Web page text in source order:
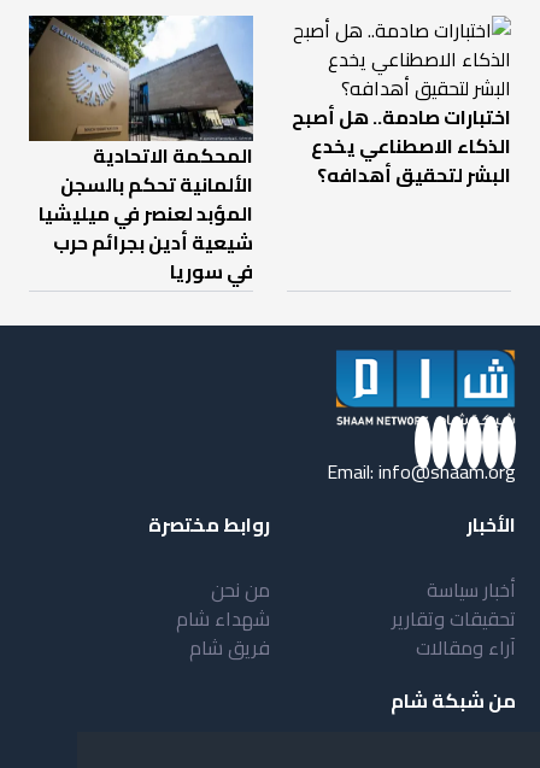
اختبارات صادمة.. هل أصبح
الذكاء الاصطناعي يخدع
البشر لتحقيق أهدافه؟
المحكمة الاتحادية
الألمانية تحكم بالسجن
المؤبد لعنصر في ميليشيا
شيعية أدين بجرائم حرب
في سوريا
Email:info@shaam.org
الأخبار
أخبار سياسة
تحقيقات وتقارير
آراء ومقالات
روابط مختصرة
من نحن
شهداء شام
فريق شام
من شبكة شام